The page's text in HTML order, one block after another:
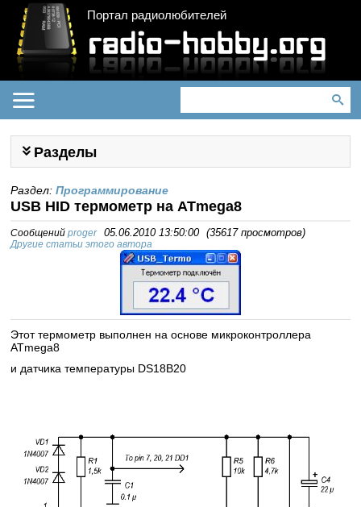
Портал радиолюбителей
Разделы
Раздел:Программирование
USB HID термометр на ATmega8
Сообщенийproger 05.06.2010 13:50:00 (35617 просмотров)
Другие статьи этого автора
Этот термометр выполнен на основе микроконтроллера
ATmega8
и датчика температуры DS18B20